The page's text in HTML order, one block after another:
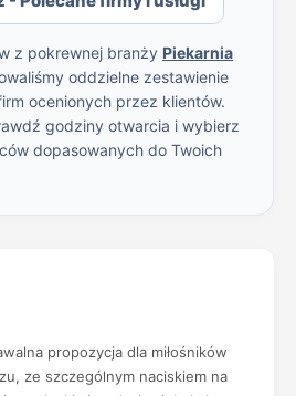
z pokrewnej branży Piekarnia
oddzielne zestawienie
ocenionych przez klientów.
godziny otwarcia i wybierz
dopasowanych do Twoich
propozycja dla miłośników
ze szczególnym naciskiem na